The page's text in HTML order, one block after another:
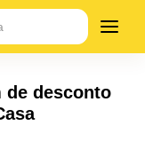
de desconto